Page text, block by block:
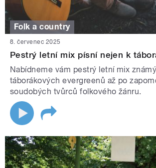
Folk a country
8. červenec 2025
Pestrý letní mix písní nejen k
Nabídneme vám pestrý letní mix
táborákových evergreenů až po
soudobých tvůrců folkového žánru.